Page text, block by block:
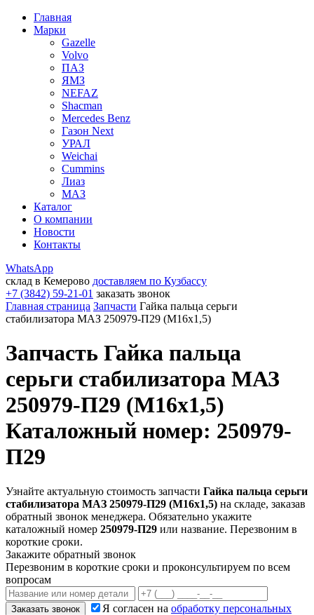
Главная
Марки
Gazelle
Volvo
ПАЗ
ЯМЗ
NEFAZ
Shacman
Mercedes Benz
Газон Next
УРАЛ
Weichai
Cummins
Лиаз
МАЗ
Каталог
О компании
Новости
Контакты
WhatsApp
склад в Кемерово доставляем по Кузбассу
+7 (3842) 59-21-01 заказать звонок
Главная страница Запчасти Гайка пальца серьги
стабилизатора МАЗ 250979-П29 (М16х1,5)
Запчасть Гайка пальца
серьги стабилизатора МАЗ
250979-П29 (М16х1,5)
Каталожный номер: 250979-
П29
Узнайте актуальную стоимость запчасти Гайка пальца серьги
стабилизатора МАЗ 250979-П29 (М16х1,5) на складе, заказав
обратный звонок менеджера. Обязательно укажите
каталожный номер 250979-П29 или название. Перезвоним в
короткие сроки.
Закажите обратный звонок
Перезвоним в короткие сроки и проконсультируем по всем
вопросам
Заказать звонок Я согласен на обработку персональных